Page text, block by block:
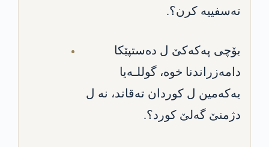
ته‌سفییه‌ كرن؟.
بۆچی په‌كه‌كێ ل ده‌ستپێكا
دامه‌زراندنا خوه‌، گوللـه‌یا
یه‌كه‌مین ل كوردان ته‌قاند، نه‌ ل
دژمنێ گه‌لێ كورد؟.